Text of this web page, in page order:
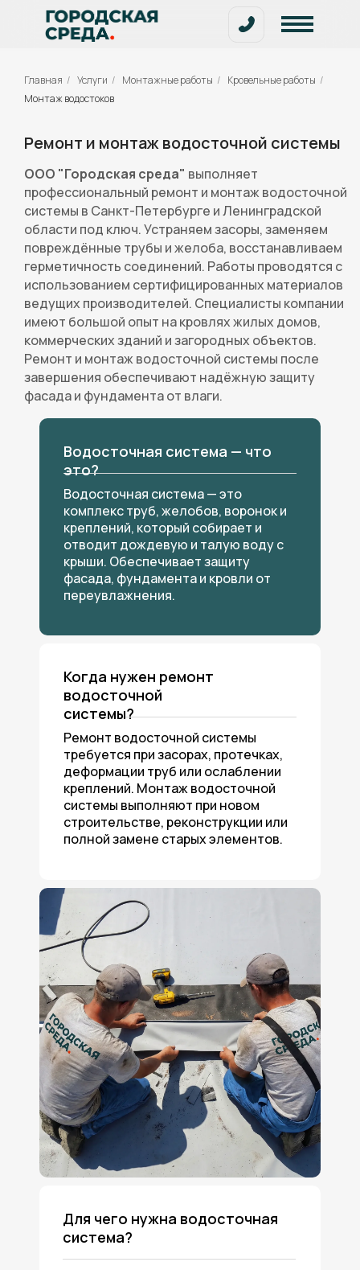
ежедневно, 9.00-
20.00
Главная / Услуги / Монтажные работы / Кровельные работы /
Монтаж водостоков
Ремонт и монтаж водосточной системы
ООО "Городская среда" выполняет
профессиональный ремонт и монтаж водосточной
системы в Санкт-Петербурге и Ленинградской
области под ключ. Устраняем засоры, заменяем
повреждённые трубы и желоба, восстанавливаем
герметичность соединений. Работы проводятся с
использованием сертифицированных материалов
ведущих производителей. Специалисты компании
имеют большой опыт на кровлях жилых домов,
коммерческих зданий и загородных объектов.
Ремонт и монтаж водосточной системы после
завершения обеспечивают надёжную защиту
фасада и фундамента от влаги.
Водосточная система — что
это?
Для чего нужна водосточная
система?
Водосточная система — это
комплекс труб, желобов, воронок и
креплений, который собирает и
отводит дождевую и талую воду с
крыши. Обеспечивает защиту
фасада, фундамента и кровли от
переувлажнения.
Когда нужен ремонт
водосточной
системы?
Ремонт водосточной системы
требуется при засорах, протечках,
деформации труб или ослаблении
креплений. Монтаж водосточной
системы выполняют при новом
строительстве, реконструкции или
полной замене старых элементов.